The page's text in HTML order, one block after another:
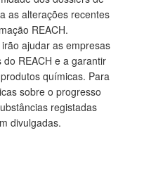
as alterações recentes
REACH.
ajudar as empresas
REACH e a garantir
químicas. Para
sobre o progresso
registadas
divulgadas.